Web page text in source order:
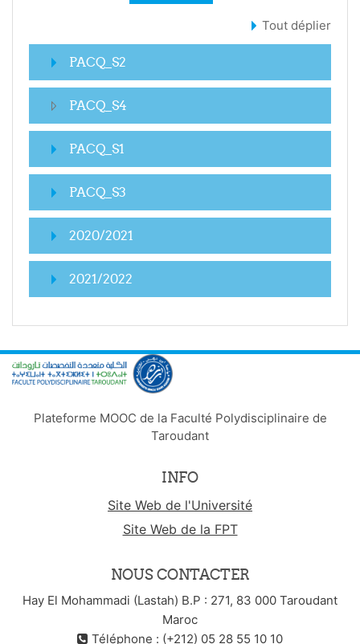
Tout déplier
PACQ_S2
PACQ_S4
PACQ_S1
PACQ_S3
2020/2021
2021/2022
Plateforme MOOC de la Faculté Polydisciplinaire de
Taroudant
INFO
Site Web de l'Université
Site Web de la FPT
NOUS CONTACTER
Hay El Mohammadi (Lastah) B.P : 271, 83 000 Taroudant
Maroc
Téléphone : (+212) 05 28 55 10 10